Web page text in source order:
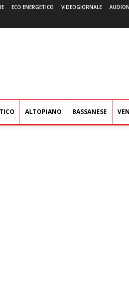
ECO ENERGETICO VIDEOGIORNALE
ALTOPIANO BASSANESE